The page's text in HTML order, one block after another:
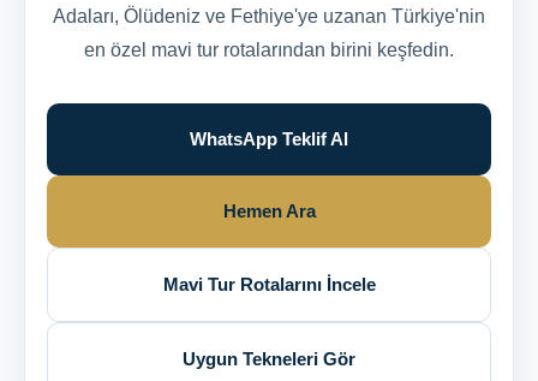
Adaları, Ölüdeniz ve Fethiye'ye uzanan Türkiye'nin
en özel mavi tur rotalarından birini keşfedin.
WhatsApp Teklif Al
Hemen Ara
Mavi Tur Rotalarını İncele
Uygun Tekneleri Gör